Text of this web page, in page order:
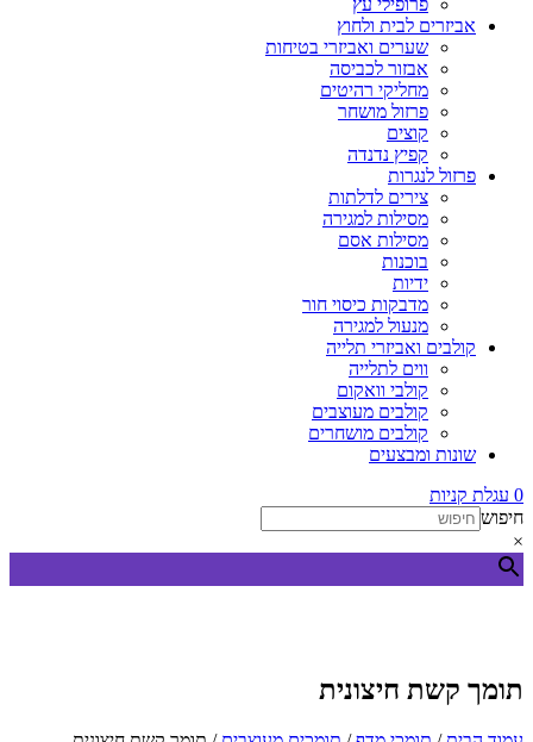
פרופילי עץ
אביזרים לבית ולחוץ
שערים ואביזרי בטיחות
אבזור לכביסה
מחליקי רהיטים
פרזול מושחר
קוצים
קפיץ נדנדה
פרזול לנגרות
צירים לדלתות
מסילות למגירה
מסילות אסם
בוכנות
ידיות
מדבקות כיסוי חור
מנעול למגירה
קולבים ואביזרי תלייה
ווים לתלייה
קולבי וואקום
קולבים מעוצבים
קולבים מושחרים
שונות ומבצעים
0 עגלת קניות
חיפוש
×
תומך קשת חיצונית